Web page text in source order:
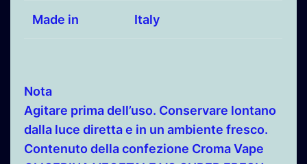
Made in Italy
Nota
Agitare prima dell’uso. Conservare lontano
dalla luce diretta e in un ambiente fresco.
Contenuto della confezione Croma Vape